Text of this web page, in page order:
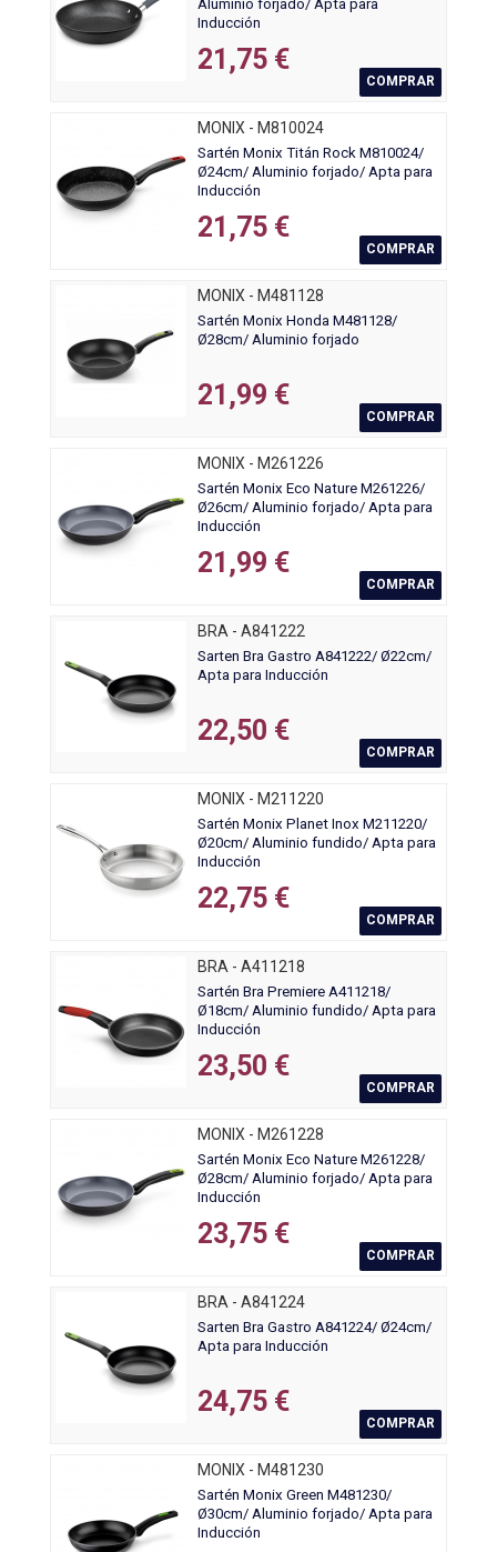
Aluminio forjado/ Apta para
Inducción
21,75 €
COMPRAR
MONIX - M810024
Sartén Monix Titán Rock M810024/
Ø24cm/ Aluminio forjado/ Apta para
Inducción
21,75 €
COMPRAR
MONIX - M481128
Sartén Monix Honda M481128/
Ø28cm/ Aluminio forjado
21,99 €
COMPRAR
MONIX - M261226
Sartén Monix Eco Nature M261226/
Ø26cm/ Aluminio forjado/ Apta para
Inducción
21,99 €
COMPRAR
BRA - A841222
Sarten Bra Gastro A841222/ Ø22cm/
Apta para Inducción
22,50 €
COMPRAR
MONIX - M211220
Sartén Monix Planet Inox M211220/
Ø20cm/ Aluminio fundido/ Apta para
Inducción
22,75 €
COMPRAR
BRA - A411218
Sartén Bra Premiere A411218/
Ø18cm/ Aluminio fundido/ Apta para
Inducción
23,50 €
COMPRAR
MONIX - M261228
Sartén Monix Eco Nature M261228/
Ø28cm/ Aluminio forjado/ Apta para
Inducción
23,75 €
COMPRAR
BRA - A841224
Sarten Bra Gastro A841224/ Ø24cm/
Apta para Inducción
24,75 €
COMPRAR
MONIX - M481230
Sartén Monix Green M481230/
Ø30cm/ Aluminio forjado/ Apta para
Inducción